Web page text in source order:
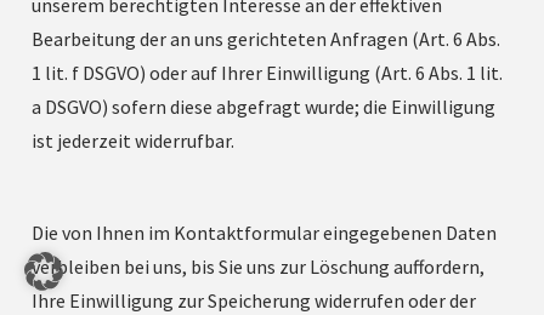
Bearbeitung der an uns gerichteten Anfragen (Art. 6 Abs.
1 lit. f DSGVO) oder auf Ihrer Einwilligung (Art. 6 Abs. 1 lit.
a DSGVO) sofern diese abgefragt wurde; die Einwilligung
ist jederzeit widerrufbar.
Die von Ihnen im Kontaktformular eingegebenen Daten
verbleiben bei uns, bis Sie uns zur Löschung auffordern,
Ihre Einwilligung zur Speicherung widerrufen oder der